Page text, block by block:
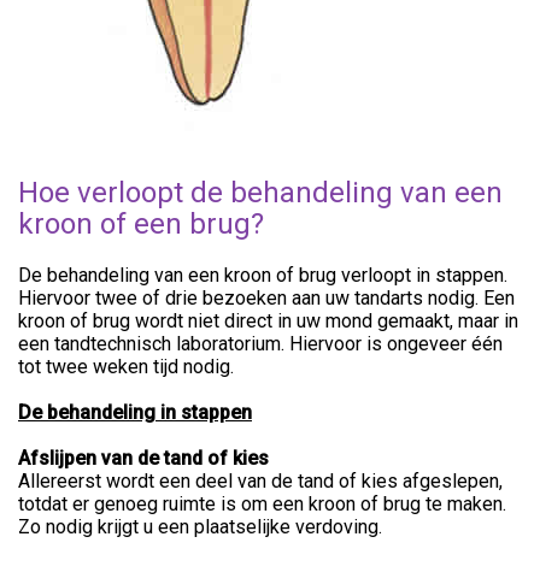
Hoe verloopt de behandeling van een
kroon of een brug?
De behandeling van een kroon of brug verloopt in stappen.
Hiervoor twee of drie bezoeken aan uw tandarts nodig. Een
kroon of brug wordt niet direct in uw mond gemaakt, maar in
een tandtechnisch laboratorium. Hiervoor is ongeveer één
tot twee weken tijd nodig.
De behandeling in stappen
Afslijpen van de tand of kies
Allereerst wordt een deel van de tand of kies afgeslepen,
totdat er genoeg ruimte is om een kroon of brug te maken.
Zo nodig krijgt u een plaatselijke verdoving.